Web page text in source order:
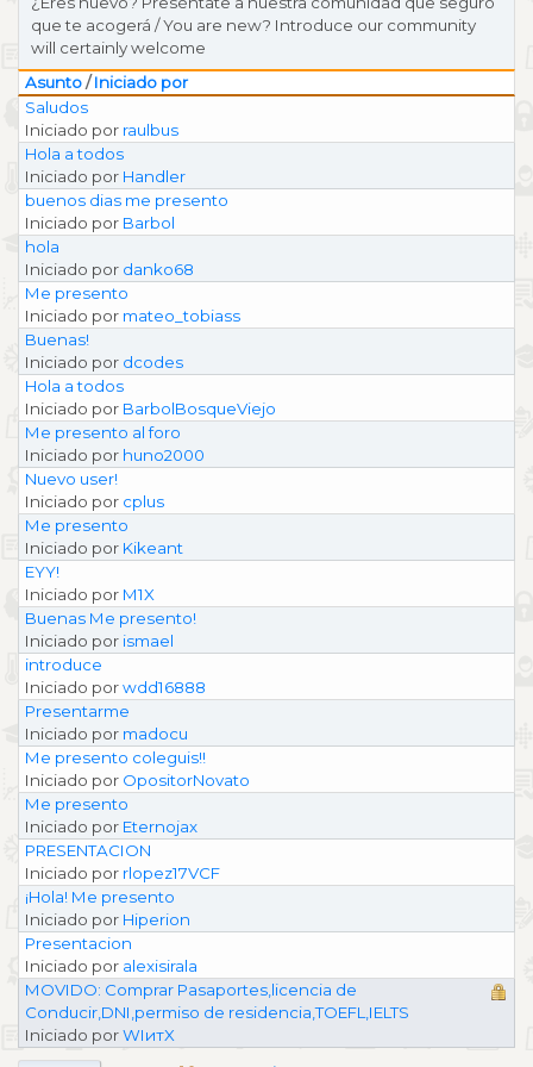
que te acogerá / You are new? Introduce our community
will certainly welcome
Asunto/Iniciado por
Saludos
Iniciado por raulbus
Hola a todos
Iniciado por Handler
buenos dias me presento
Iniciado por Barbol
hola
Iniciado por danko68
Me presento
Iniciado por mateo_tobiass
Buenas!
Iniciado por dcodes
Hola a todos
Iniciado por BarbolBosqueViejo
Me presento al foro
Iniciado por huno2000
Nuevo user!
Iniciado por cplus
Me presento
Iniciado por Kikeant
EYY!
Iniciado por M1X
Buenas Me presento!
Iniciado por ismael
introduce
Iniciado porwdd16888
Presentarme
Iniciado por madocu
Me presento coleguis!!
Iniciado por OpositorNovato
Me presento
Iniciado por Eternojax
PRESENTACION
Iniciado por rlopez17VCF
¡Hola! Me presento
Iniciado por Hiperion
Presentacion
Iniciado por alexisirala
MOVIDO: Comprar Pasaportes,licencia de
Conducir,DNI,permiso de residencia,TOEFL,IELTS
Iniciado porWIитX